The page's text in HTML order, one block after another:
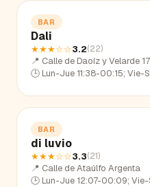
BAR
Dali
★★★☆☆3.2(22)
📍 Calle de Daoíz y Velarde 17
🕒 Lun-Jue 11:38-00:15; Vie-
BAR
di luvio
★★★☆☆3.3(21)
📍 Calle de Ataúlfo Argenta
🕒 Lun-Jue 12:07-00:09; Vie-